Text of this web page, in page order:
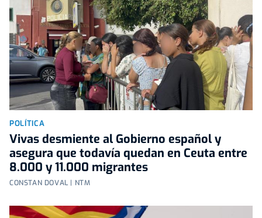
POLÍTICA
Vivas desmiente al Gobierno español y
asegura que todavía quedan en Ceuta entre
8.000 y 11.000 migrantes
CONSTAN DOVAL | NTM